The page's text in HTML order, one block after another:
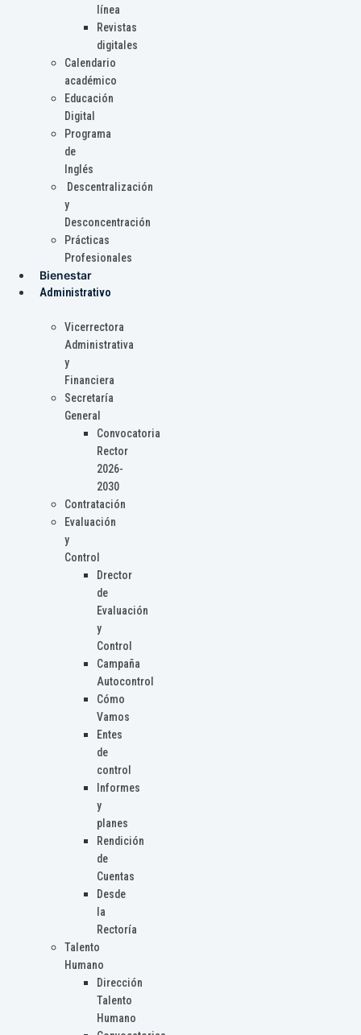
línea
Revistas
digitales
Calendario
académico
Educación
Digital
Programa
de
Inglés
Descentralización
y
Desconcentración
Prácticas
Profesionales
Bienestar
Administrativo
Vicerrectora
Administrativa
y
Financiera
Secretaría
General
Convocatoria
Rector
2026-
2030
Contratación
Evaluación
y
Control
Drector
de
Evaluación
y
Control
Campaña
Autocontrol
Cómo
Vamos
Entes
de
control
Informes
y
planes
Rendición
de
Cuentas
Desde
la
Rectoría
Talento
Humano
Dirección
Talento
Humano